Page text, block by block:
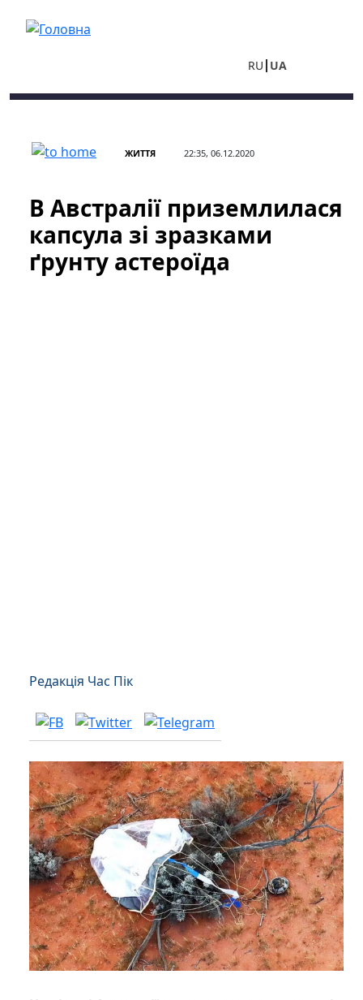
RU UA
ЖИТТЯ 22:35, 06.12.2020
В Австралії приземлилася
капсула зі зразками
ґрунту астероїда
Редакція Час Пік